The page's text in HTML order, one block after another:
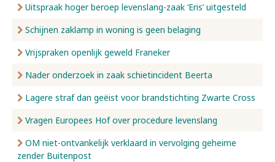
Uitspraak hoger beroep levenslang-zaak ‘Eris’ uitgesteld
Schijnen zaklamp in woning is geen belaging
Vrijspraken openlijk geweld Franeker
Nader onderzoek in zaak schietincident Beerta
Lagere straf dan geëist voor brandstichting Zwarte Cross
Vragen Europees Hof over procedure levenslang
OM niet-ontvankelijk verklaard in vervolging geheime
zender Buitenpost